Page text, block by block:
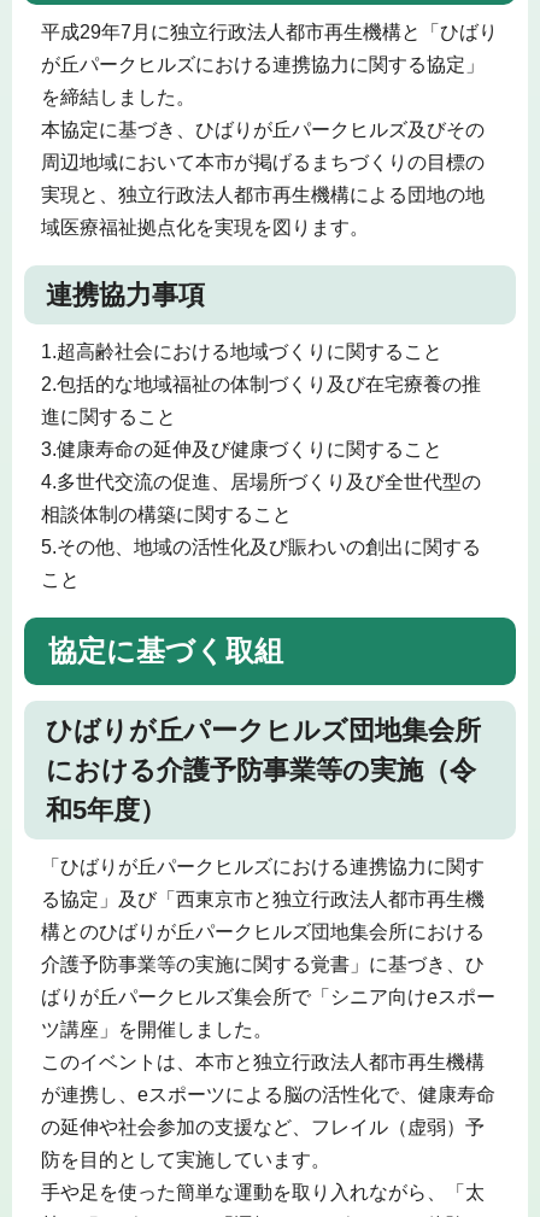
平成29年7月に独立行政法人都市再生機構と「ひばり
が丘パークヒルズにおける連携協力に関する協定」
を締結しました。
本協定に基づき、ひばりが丘パークヒルズ及びその
周辺地域において本市が掲げるまちづくりの目標の
実現と、独立行政法人都市再生機構による団地の地
域医療福祉拠点化を実現を図ります。
連携協力事項
1.超高齢社会における地域づくりに関すること
2.包括的な地域福祉の体制づくり及び在宅療養の推
進に関すること
3.健康寿命の延伸及び健康づくりに関すること
4.多世代交流の促進、居場所づくり及び全世代型の
相談体制の構築に関すること
5.その他、地域の活性化及び賑わいの創出に関する
こと
協定に基づく取組
ひばりが丘パークヒルズ団地集会所
における介護予防事業等の実施（令
和5年度）
「ひばりが丘パークヒルズにおける連携協力に関す
る協定」及び「西東京市と独立行政法人都市再生機
構とのひばりが丘パークヒルズ団地集会所における
介護予防事業等の実施に関する覚書」に基づき、ひ
ばりが丘パークヒルズ集会所で「シニア向けeスポー
ツ講座」を開催しました。
このイベントは、本市と独立行政法人都市再生機構
が連携し、eスポーツによる脳の活性化で、健康寿命
の延伸や社会参加の支援など、フレイル（虚弱）予
防を目的として実施しています。
手や足を使った簡単な運動を取り入れながら、「太